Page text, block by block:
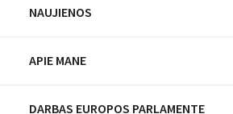
NAUJIENOS
APIE MANE
DARBAS EUROPOS PARLAMENTE